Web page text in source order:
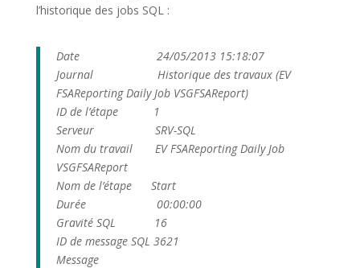
l’historique des jobs SQL :
Date 24/05/2013 15:18:07
Journal Historique des travaux (EV
FSAReporting Daily Job VSGFSAReport)
ID de l’étape 1
Serveur SRV-SQL
Nom du travail EV FSAReporting Daily Job
VSGFSAReport
Nom de l’étape Start
Durée 00:00:00
Gravité SQL 16
ID de message SQL 3621
Message